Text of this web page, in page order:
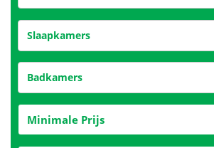
Slaapkamers
Badkamers